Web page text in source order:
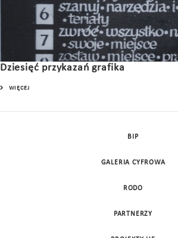
Dziesięć przykazań grafika
WIĘCEJ
BIP
GALERIA CYFROWA
RODO
PARTNERZY